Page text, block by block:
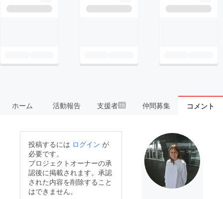
ホーム 活動報告 支援者 15 仲間募集 コメント
投稿するには ログイン が
必要です。
プロジェクトオーナーの承
認後に掲載されます。承認
された内容を削除すること
はできません。